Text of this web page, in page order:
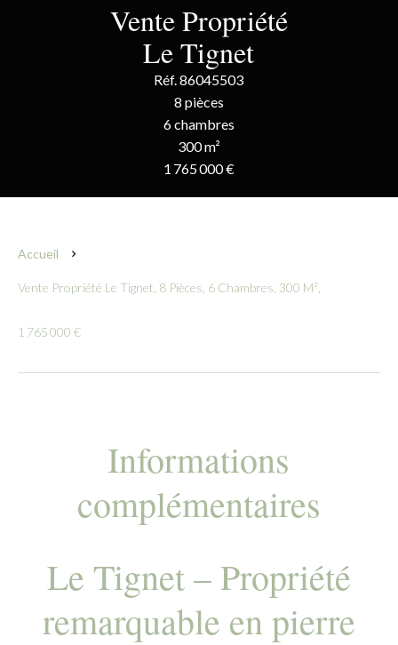
Vente Propriété
Le Tignet
Réf. 86045503
8 pièces
6 chambres
300 m²
1 765 000 €
Accueil
Vente Propriété Le Tignet, 8 Pièces, 6 Chambres, 300 M²,
1 765 000 €
Informations
complémentaires
Le Tignet – Propriété
remarquable en pierre